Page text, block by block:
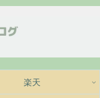
楽天